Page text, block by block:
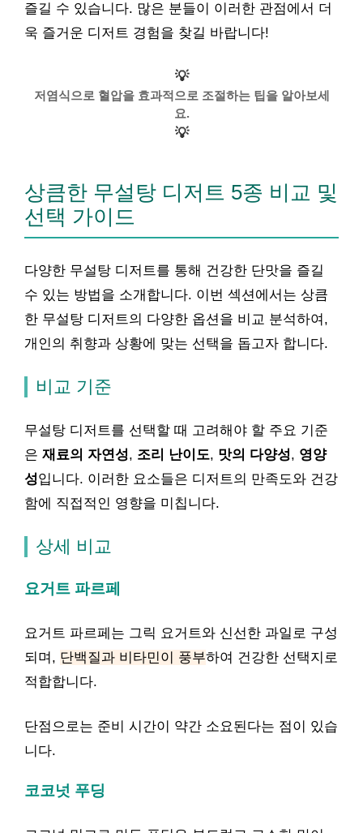
즐길 수 있습니다. 많은 분들이 이러한 관점에서 더
욱 즐거운 디저트 경험을 찾길 바랍니다!
💡
저염식으로 혈압을 효과적으로 조절하는 팁을 알아보세
요.
💡
상큼한 무설탕 디저트 5종 비교 및
선택 가이드
다양한 무설탕 디저트를 통해 건강한 단맛을 즐길
수 있는 방법을 소개합니다. 이번 섹션에서는 상큼
한 무설탕 디저트의 다양한 옵션을 비교 분석하여,
개인의 취향과 상황에 맞는 선택을 돕고자 합니다.
비교 기준
무설탕 디저트를 선택할 때 고려해야 할 주요 기준
은 재료의 자연성, 조리 난이도, 맛의 다양성, 영양
성입니다. 이러한 요소들은 디저트의 만족도와 건강
함에 직접적인 영향을 미칩니다.
상세 비교
요거트 파르페
요거트 파르페는 그릭 요거트와 신선한 과일로 구성
되며, 단백질과 비타민이 풍부하여 건강한 선택지로
적합합니다.
단점으로는 준비 시간이 약간 소요된다는 점이 있습
니다.
코코넛 푸딩